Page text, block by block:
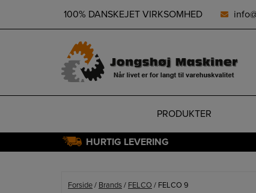
100% DANSKEJET VIRKSOMHED
PRODUKTER
HURTIG LEVERING
Forside/ Brands/ FELCO / FELCO 9